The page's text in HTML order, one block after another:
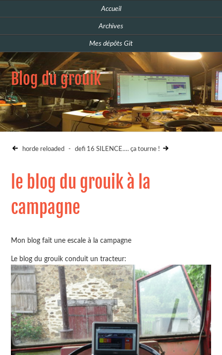
Accueil
Archives
Mes dépôts Git
Blog du grouik
horde reloaded - defi 16 SILENCE…. ça tourne !
le blog du grouik à la
campagne
Mon blog fait une escale à la campagne
Le blog du grouik conduit un tracteur: